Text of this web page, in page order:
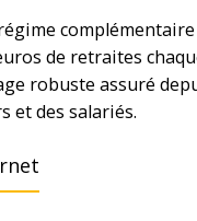
régime
de retraites
robuste assuré
et des salariés.